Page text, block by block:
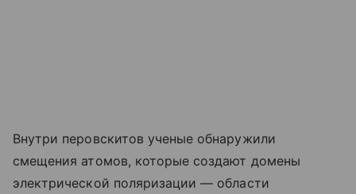
Внутри перовскитов ученые обнаружили
смещения атомов, которые создают домены
электрической поляризации — области